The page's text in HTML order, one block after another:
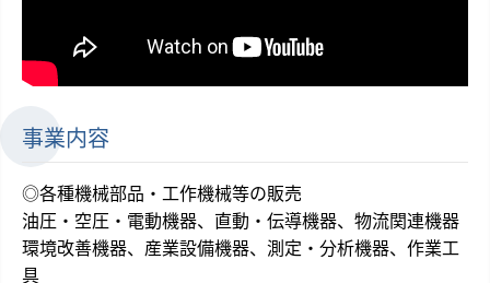
事業内容
◎各種機械部品・工作機械等の販売
油圧・空圧・電動機器、直動・伝導機器、物流関連機器
環境改善機器、産業設備機器、測定・分析機器、作業工
具